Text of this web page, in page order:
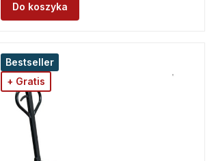
Do koszyka
Bestseller
+ Gratis